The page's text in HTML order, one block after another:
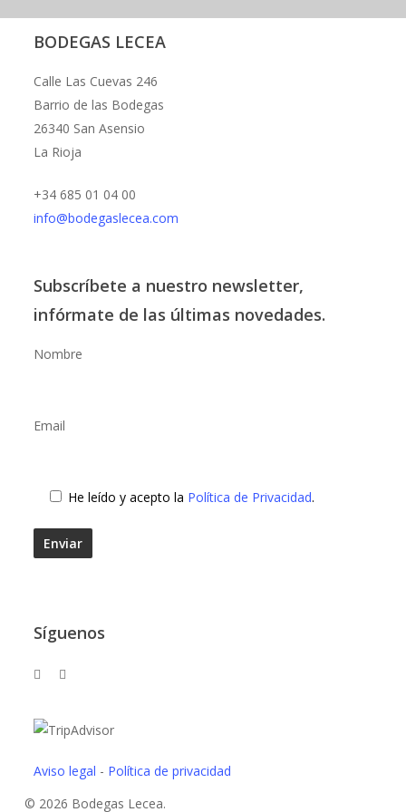
BODEGAS LECEA
Calle Las Cuevas 246
Barrio de las Bodegas
26340 San Asensio
La Rioja
+34 685 01 04 00
info@bodegaslecea.com
Subscríbete a nuestro newsletter,
infórmate de las últimas novedades.
Nombre
Email
He leído y acepto la Política de Privacidad.
Síguenos
Aviso legal - Política de privacidad
© 2026 Bodegas Lecea.